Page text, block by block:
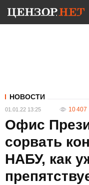
НОВОСТИ
01.01.22 13:25 10 407
Офис
сорвать
НАБУ, как